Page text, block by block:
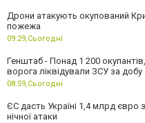
Дрони атакують окупований
пожежа
09:29,Сьогодні
Генштаб - Понад 1 200
ворога ліквідували ЗСУ за добу
08:59,Сьогодні
ЄС дасть Україні 1,4 млрд євро
нічної атаки